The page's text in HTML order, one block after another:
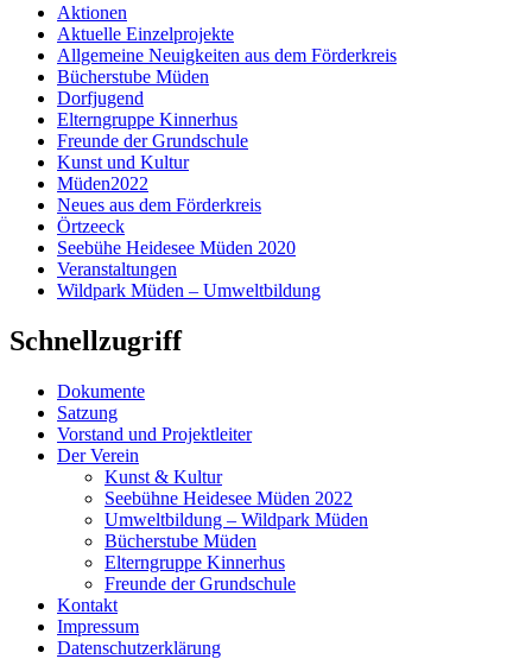
Aktionen
Aktuelle Einzelprojekte
Allgemeine Neuigkeiten aus dem Förderkreis
Bücherstube Müden
Dorfjugend
Elterngruppe Kinnerhus
Freunde der Grundschule
Kunst und Kultur
Müden2022
Neues aus dem Förderkreis
Örtzeeck
Seebühe Heidesee Müden 2020
Veranstaltungen
Wildpark Müden – Umweltbildung
Schnellzugriff
Dokumente
Satzung
Vorstand und Projektleiter
Der Verein
Kunst & Kultur
Seebühne Heidesee Müden 2022
Umweltbildung – Wildpark Müden
Bücherstube Müden
Elterngruppe Kinnerhus
Freunde der Grundschule
Kontakt
Impressum
Datenschutzerklärung